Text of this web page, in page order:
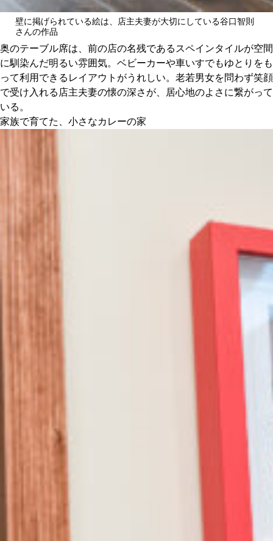
壁に掲げられている絵は、店主夫妻が大切にしている谷口智則
さんの作品
奥のテーブル席は、前の店の名残であるスペインタイルが空間
に馴染んだ明るい雰囲気。ベビーカーや車いすでもゆとりをも
って利用できるレイアウトがうれしい。老若男女を問わず笑顔
で受け入れる店主夫妻の懐の深さが、居心地のよさに繋がって
いる。
家族で育てた、小さなカレーの家